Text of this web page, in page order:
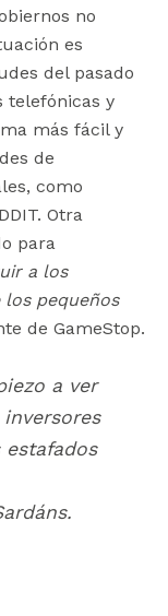
no
es
del pasado
telefónicas y
más fácil y
de
como
Otra
para
a los
pequeños
de GameStop.
a ver